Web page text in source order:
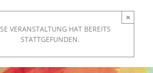
VERANSTALTUNG HAT BEREITS
STATTGEFUNDEN.
×